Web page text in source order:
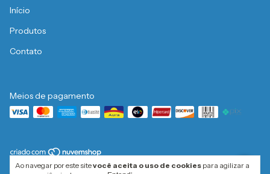
Ao navegar por este sitevocê aceita o uso de cookies para agilizar a
Início
Produtos
Contato
Meios de pagamento
Copyright 7 Épocas - 01506076000156 - 2026. Todos os direitos reservados.